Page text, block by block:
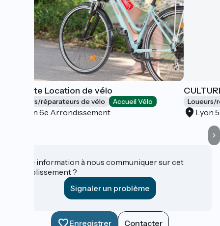
Paulette Location de vélo
Loueurs/réparateurs de vélo Accueil Vélo
Lyon 6e Arrondissement
Loueurs/
Lyon
Une information à nous communiquer sur cet
établissement ?
Signaler un problème
Enregistrer Contacter